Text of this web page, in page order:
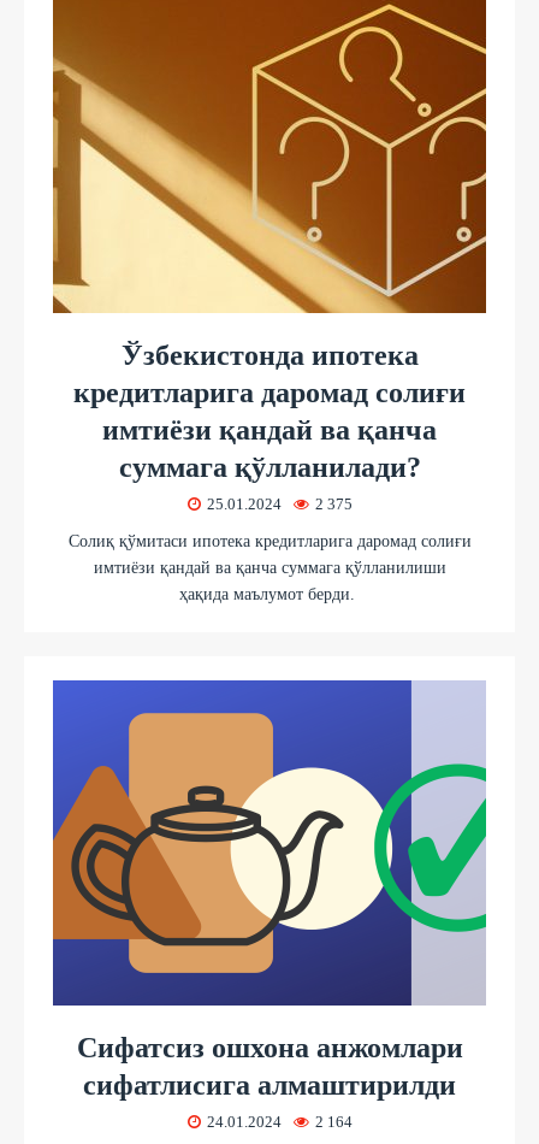
Ўзбекистонда ипотека
кредитларига даромад солиғи
имтиёзи қандай ва қанча
суммага қўлланилади?
25.01.2024 2 375
Солиқ қўмитаси ипотека кредитларига даромад солиғи
имтиёзи қандай ва қанча суммага қўлланилиши
ҳақида маълумот берди.
Сифатсиз ошхона анжомлари
сифатлисига алмаштирилди
24.01.2024 2 164